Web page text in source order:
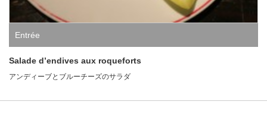
Entrée
Salade d’endives aux roqueforts
アンディーブとブルーチーズのサラダ